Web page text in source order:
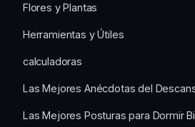
Flores y Plantas
Herramientas y Útiles
calculadoras
Las Mejores Anécdotas del
Las Mejores Posturas para Dormir